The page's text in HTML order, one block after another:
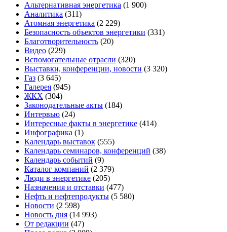
Альтернативная энергетика (1 900)
Аналитика (311)
Атомная энергетика (2 229)
Безопасность объектов энергетики (331)
Благотворительность (20)
Видео (229)
Вспомогательные отрасли (320)
Выставки, конференции, новости (3 320)
Газ (3 645)
Галерея (945)
ЖКХ (304)
Законодательные акты (184)
Интервью (24)
Интересные факты в энергетике (414)
Инфографика (1)
Календарь выставок (555)
Календарь семинаров, конференций (38)
Календарь событий (9)
Каталог компаний (2 379)
Люди в энергетике (205)
Назначения и отставки (477)
Нефть и нефтепродукты (5 580)
Новости (2 598)
Новость дня (14 993)
От редакции (47)